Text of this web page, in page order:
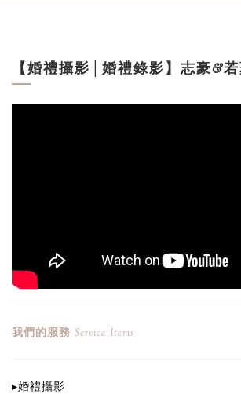
【婚禮攝影│婚禮錄影】志豪&若
我們的服務 Service Items
▸婚禮攝影